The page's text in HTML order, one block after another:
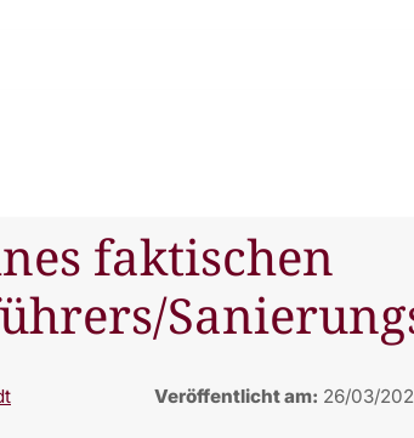
faktischen
Veröffentlicht am: 26/03/